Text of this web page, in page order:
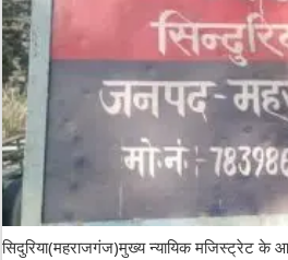
सिदुरिया(महराजगंज)मुख्य न्यायिक मजिस्ट्रेट के